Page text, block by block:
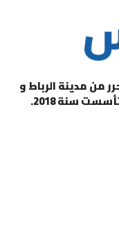
من مدينة الرباط و
سنة 2018.